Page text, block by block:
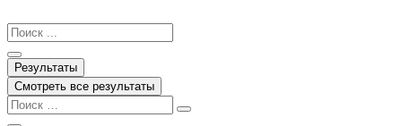
к
содержимому
Search
...
Результаты
Смотреть все результаты